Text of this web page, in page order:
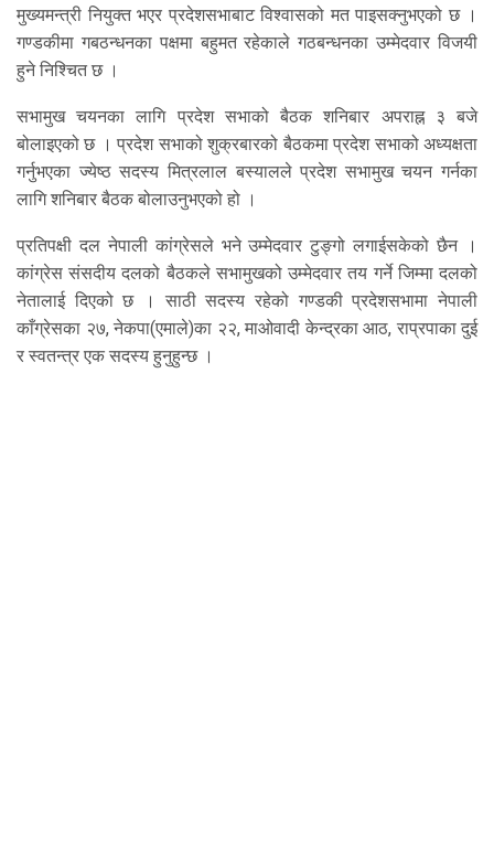
मुख्यमन्त्री नियुक्त भएर प्रदेशसभाबाट विश्वासको मत पाइसक्नुभएको छ ।
गण्डकीमा गबठन्धनका पक्षमा बहुमत रहेकाले गठबन्धनका उम्मेदवार विजयी
हुने निश्चित छ ।
सभामुख चयनका लागि प्रदेश सभाको बैठक शनिबार अपराह्न ३ बजे
बोलाइएको छ । प्रदेश सभाको शुक्रबारको बैठकमा प्रदेश सभाको अध्यक्षता
गर्नुभएका ज्येष्ठ सदस्य मित्रलाल बस्यालले प्रदेश सभामुख चयन गर्नका
लागि शनिबार बैठक बोलाउनुभएको हो ।
प्रतिपक्षी दल नेपाली कांग्रेसले भने उम्मेदवार टुङ्गो लगाईसकेको छैन ।
कांग्रेस संसदीय दलको बैठकले सभामुखको उम्मेदवार तय गर्ने जिम्मा दलको
नेतालाई दिएको छ । साठी सदस्य रहेको गण्डकी प्रदेशसभामा नेपाली
काँग्रेसका २७, नेकपा(एमाले)का २२, माओवादी केन्द्रका आठ, राप्रपाका दुई
र स्वतन्त्र एक सदस्य हुनुहुन्छ ।